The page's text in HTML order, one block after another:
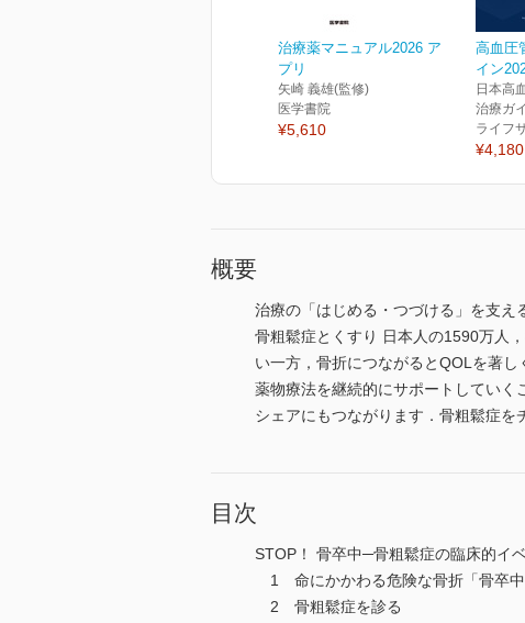
治療薬マニュアル2026 ア
プリ
矢崎 義雄(監修)
医学書院
¥5,610
高血圧
イン
日本高
治療ガ
ライフ
¥4,180
概要
治療の「はじめる・つづける」を支え
骨粗鬆症とくすり 日本人の1590万人
い一方，骨折につながるとQOLを著
薬物療法を継続的にサポートしていく
シェアにもつながります．骨粗鬆症を
目次
STOP！ 骨卒中─骨粗鬆症の臨床的イ
1 命にかかわる危険な骨折「骨卒中
2 骨粗鬆症を診る